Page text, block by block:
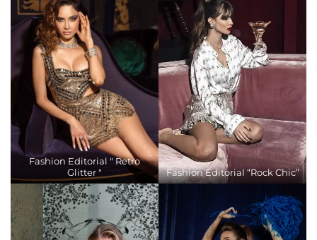
Fashion Editorial " Retro
Glitter "
Fashion Editorial “Rock Chic”